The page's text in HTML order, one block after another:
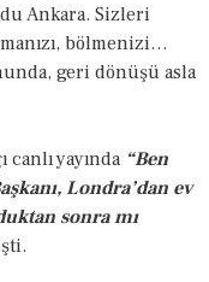
Ankara. Sizleri
bölmenizi…
geri dönüşü asla
canlı yayında “Ben
Londra’dan ev
sonra mı